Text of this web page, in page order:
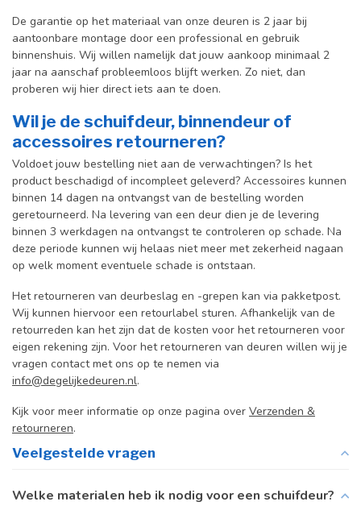
De garantie op het materiaal van onze deuren is 2 jaar bij
aantoonbare montage door een professional en gebruik
binnenshuis. Wij willen namelijk dat jouw aankoop minimaal 2
jaar na aanschaf probleemloos blijft werken. Zo niet, dan
proberen wij hier direct iets aan te doen.
Wil je de schuifdeur, binnendeur of
accessoires retourneren?
Voldoet jouw bestelling niet aan de verwachtingen? Is het
product beschadigd of incompleet geleverd? Accessoires kunnen
binnen 14 dagen na ontvangst van de bestelling worden
geretourneerd. Na levering van een deur dien je de levering
binnen 3 werkdagen na ontvangst te controleren op schade. Na
deze periode kunnen wij helaas niet meer met zekerheid nagaan
op welk moment eventuele schade is ontstaan.
Het retourneren van deurbeslag en -grepen kan via pakketpost.
Wij kunnen hiervoor een retourlabel sturen. Afhankelijk van de
retourreden kan het zijn dat de kosten voor het retourneren voor
eigen rekening zijn. Voor het retourneren van deuren willen wij je
vragen contact met ons op te nemen via
info@degelijkedeuren.nl.
Kijk voor meer informatie op onze pagina over Verzenden &
retourneren.
Veelgestelde vragen
Welke materialen heb ik nodig voor een schuifdeur?